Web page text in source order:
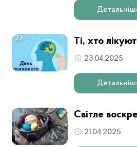
Ті, хто
23.04.2025
Світле
21.04.2025